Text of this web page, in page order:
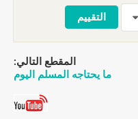
المقطع التالي:
ما يحتاجه المسلم اليوم